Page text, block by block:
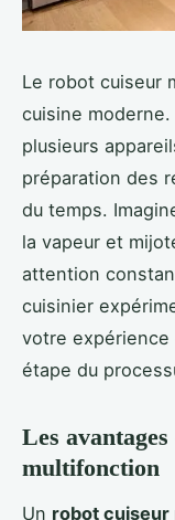
Le robot cuiseur
cuisine
plusieurs
préparation des
du temps.
la vapeur et
attention
cuisinier
votre expérience
étape du
Les
multifonction
Un robot